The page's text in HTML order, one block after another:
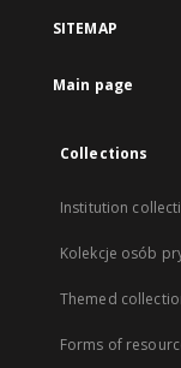
SITEMAP
Main page
Collections
Institution
Kolekcje osób
Themed
Forms of